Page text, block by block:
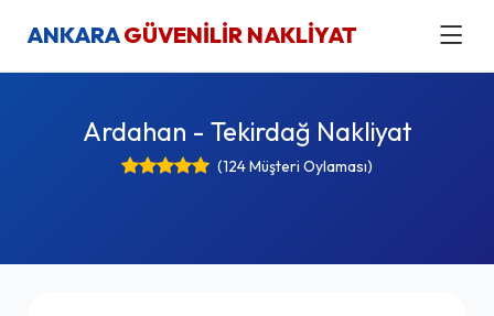
ANKARAGÜVENİLİR NAKLİYAT
Ardahan - Tekirdağ Nakliyat
(124 Müşteri Oylaması)